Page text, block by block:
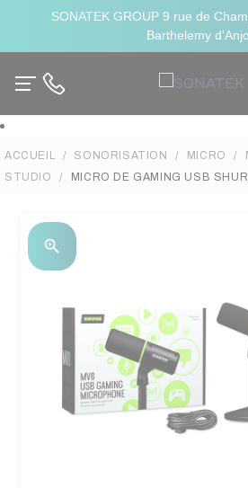
SONATEK GROUP 9 rue de
Barthelemy
ACCUEIL SONORISATION MICRO
STUDIO
MICRO DE GAMING USB
zoom_in